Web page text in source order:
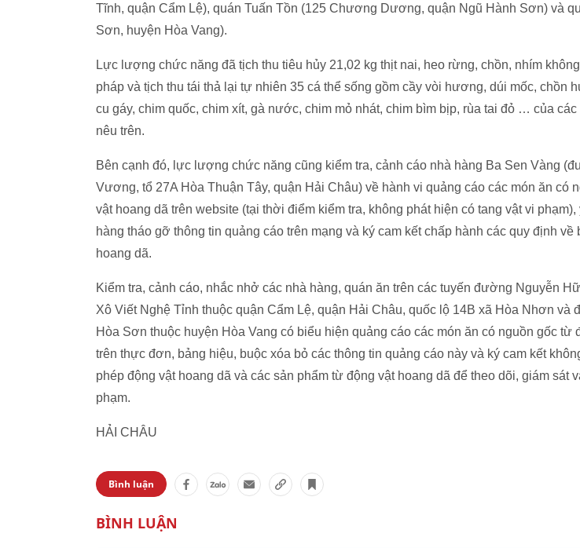
Tĩnh, quận Cẩm Lệ), quán Tuấn Tồn (125 Chương Dương, quận Ngũ Hành Sơn) và
Sơn, huyện Hòa Vang).
Lực lượng chức năng đã tịch thu tiêu hủy 21,02 kg thịt nai, heo rừng, chồn, nhím
pháp và tịch thu tái thả lại tự nhiên 35 cá thể sống gồm cầy vòi hương, dúi mốc, chồn
cu gáy, chim quốc, chim xít, gà nước, chim mỏ nhát, chim bìm bịp, rùa tai đỏ … của các
nêu trên.
Bên cạnh đó, lực lượng chức năng cũng kiểm tra, cảnh cáo nhà hàng Ba Sen Vàng
Vương, tổ 27A Hòa Thuận Tây, quận Hải Châu) về hành vi quảng cáo các món ăn có
vật hoang dã trên website (tại thời điểm kiểm tra, không phát hiện có tang vật vi phạm),
hàng tháo gỡ thông tin quảng cáo trên mạng và ký cam kết chấp hành các quy định về
hoang dã.
Kiểm tra, cảnh cáo, nhắc nhở các nhà hàng, quán ăn trên các tuyến đường Nguyễn
Xô Viết Nghệ Tỉnh thuộc quận Cẩm Lệ, quận Hải Châu, quốc lộ 14B xã Hòa Nhơn và
Hòa Sơn thuộc huyện Hòa Vang có biểu hiện quảng cáo các món ăn có nguồn gốc từ
trên thực đơn, bảng hiệu, buộc xóa bỏ các thông tin quảng cáo này và ký cam kết
phép động vật hoang dã và các sản phẩm từ động vật hoang dã để theo dõi, giám sát
phạm.
HẢI CHÂU
Bình luận